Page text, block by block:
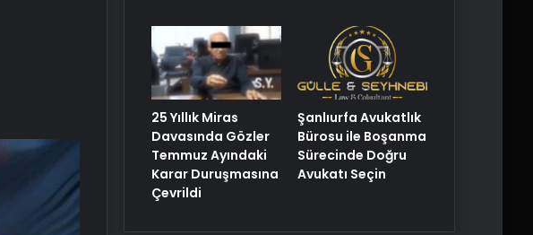
25 Yıllık Miras
Davasında Gözler
Temmuz Ayındaki
Karar Duruşmasına
Çevrildi
Şanlıurfa Avukatlık
Bürosu ile Boşanma
Sürecinde Doğru
Avukatı Seçin